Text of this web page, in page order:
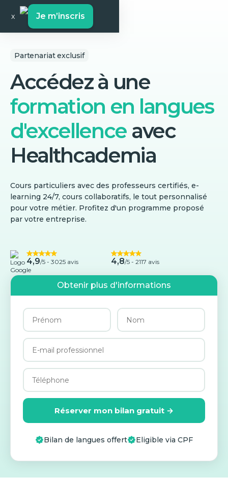
x Je m’inscris
Partenariat exclusif
Accédez à une
formation en langues
d'excellence avec
Healthcademia
Cours particuliers avec des professeurs certifiés, e-
learning 24/7, cours collaboratifs, le tout personnalisé
pour votre métier. Profitez d'un programme proposé
par votre entreprise.
4,9/5 - 3025 avis 4,8/5 - 2117 avis
Obtenir plus d'informations
Réserver mon bilan gratuit →
Bilan de langues offert Eligible via CPF